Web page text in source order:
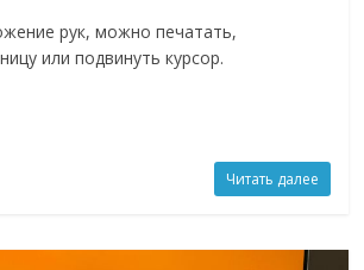
рук, можно печатать,
или подвинуть курсор.
Читать далее